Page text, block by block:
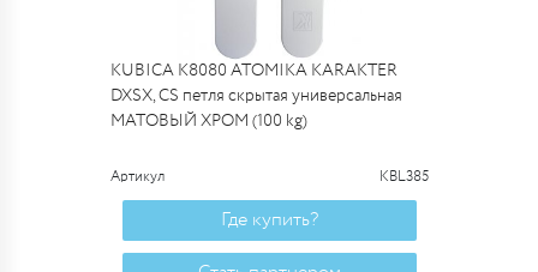
KUBICA K8080 ATOMIKA KARAKTER
DXSX, CS петля скрытая универсальная
МАТОВЫЙ ХРОМ (100 kg)
Артикул KBL385
Где купить?